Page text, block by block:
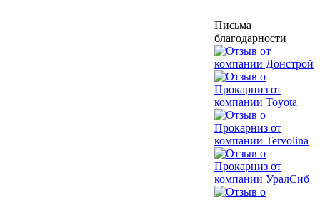
Письма
благодарности